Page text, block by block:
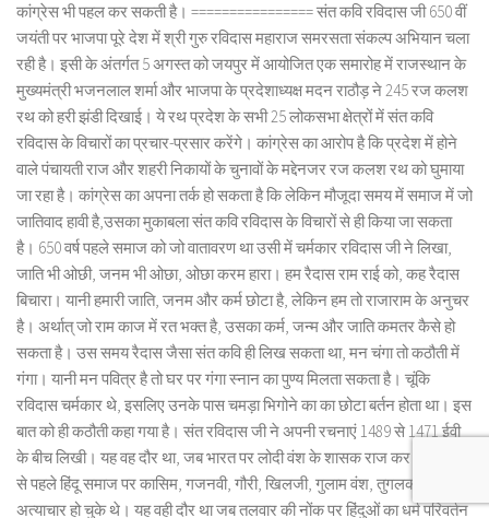
कांग्रेस भी पहल कर सकती है। ================ संत कवि रविदास जी 650 वीं
जयंती पर भाजपा पूरे देश में श्री गुरु रविदास महाराज समरसता संकल्प अभियान चला
रही है। इसी के अंतर्गत 5 अगस्त को जयपुर में आयोजित एक समारोह में राजस्थान के
मुख्यमंत्री भजनलाल शर्मा और भाजपा के प्रदेशाध्यक्ष मदन राठौड़ ने 245 रज कलश
रथ को हरी झंडी दिखाई। ये रथ प्रदेश के सभी 25 लोकसभा क्षेत्रों में संत कवि
रविदास के विचारों का प्रचार-प्रसार करेंगे। कांग्रेस का आरोप है कि प्रदेश में होने
वाले पंचायती राज और शहरी निकायों के चुनावों के मद्देनजर रज कलश रथ को घुमाया
जा रहा है। कांग्रेस का अपना तर्क हो सकता है कि लेकिन मौजूदा समय में समाज में जो
जातिवाद हावी है,उसका मुकाबला संत कवि रविदास के विचारों से ही किया जा सकता
है। 650 वर्ष पहले समाज को जो वातावरण था उसी में चर्मकार रविदास जी ने लिखा,
जाति भी ओछी, जनम भी ओछा, ओछा करम हारा। हम रैदास राम राई को, कह रैदास
बिचारा। यानी हमारी जाति, जनम और कर्म छोटा है, लेकिन हम तो राजाराम के अनुचर
है। अर्थात् जो राम काज में रत भक्त है, उसका कर्म, जन्म और जाति कमतर कैसे हो
सकता है। उस समय रैदास जैसा संत कवि ही लिख सकता था, मन चंगा तो कठौती में
गंगा। यानी मन पवित्र है तो घर पर गंगा स्नान का पुण्य मिलता सकता है। चूंकि
रविदास चर्मकार थे, इसलिए उनके पास चमड़ा भिगोने का का छोटा बर्तन होता था। इस
बात को ही कठौती कहा गया है। संत रविदास जी ने अपनी रचनाएं 1489 से 1471 ईवी
के बीच लिखी। यह वह दौर था, जब भारत पर लोदी वंश के शासक राज कर रहे थे, इस
से पहले हिंदू समाज पर कासिम, गजनवी, गौरी, खिलजी, गुलाम वंश, तुगलक, तैमूर के
अत्याचार हो चुके थे। यह वही दौर था जब तलवार की नोंक पर हिंदुओं का धर्म परिवर्तन